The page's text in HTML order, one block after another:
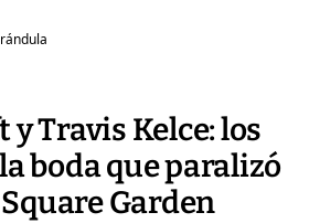
y Travis Kelce: los
boda que paralizó
Garden